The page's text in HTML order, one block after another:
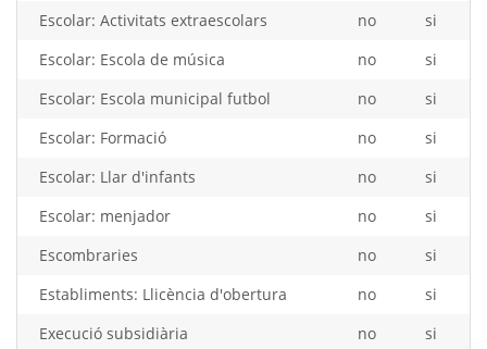
Escolar: Activitats extraescolars
no
si
Escolar: Escola de música
no
si
Escolar: Escola municipal futbol
no
si
Escolar: Formació
no
si
Escolar: Llar d'infants
no
si
Escolar: menjador
no
si
Escombraries
no
si
Establiments: Llicència d'obertura
no
si
Execució subsidiària
no
si